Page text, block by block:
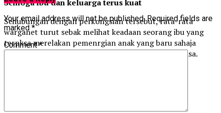
Semoga ibu dan keluarga terus kuat
Sehubungan dengan perkongsian tersebut, rata-rata
warganet turut sebak melihat keadaan seorang ibu yang
terpksa merelakan pemenrgian anak yang baru sahaja
dilahirkan walaupun sakit ketika bersalin masih terasa.
Your email address will not be published. Required fields are
marked *
Comment*